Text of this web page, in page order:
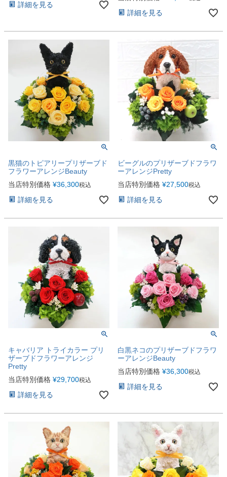
詳細を見る
詳細を見る
黒猫のトピアリープリザーブド
フラワーアレンジBeauty
当店特別価格 ¥36,300税込
詳細を見る
ビーグルのプリザーブドフラワ
ーアレンジPretty
当店特別価格 ¥27,500税込
詳細を見る
キャバリア トライカラー プリ
ザーブドフラワーアレンジ
Pretty
当店特別価格 ¥29,700税込
詳細を見る
白黒ネコのプリザーブドフラワ
ーアレンジBeauty
当店特別価格 ¥36,300税込
詳細を見る